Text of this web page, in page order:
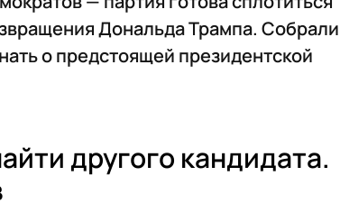
Дональда Трампа. Собрали
о предстоящей президентской
другого кандидата.